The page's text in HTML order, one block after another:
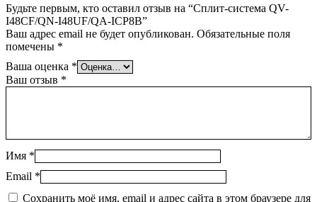
Будьте первым, кто оставил отзыв на “Сплит-система QV-
I48CF/QN-I48UF/QA-ICP8B”
Ваш адрес email не будет опубликован. Обязательные поля
помечены *
Ваша оценка *
Ваш отзыв *
Имя *
Email *
Сохранить моё имя, email и адрес сайта в этом браузере для